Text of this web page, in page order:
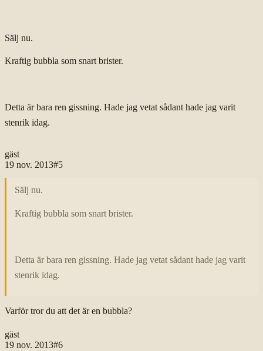
Sälj nu.
Kraftig bubbla som snart brister.
Detta är bara ren gissning. Hade jag vetat sådant hade jag varit
stenrik idag.
gäst
19 nov. 2013#5
Sälj nu.
Kraftig bubbla som snart brister.
Detta är bara ren gissning. Hade jag vetat sådant hade jag varit
stenrik idag.
Varför tror du att det är en bubbla?
gäst
19 nov. 2013#6